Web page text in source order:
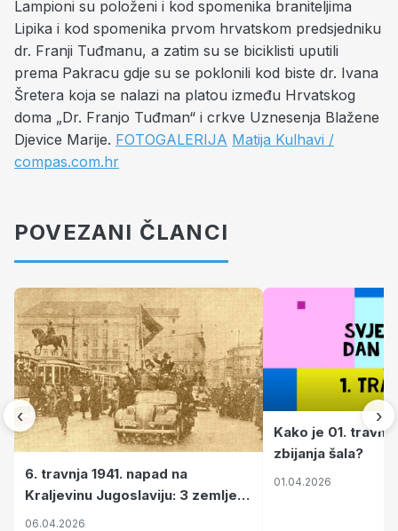
Lampioni su položeni i kod spomenika braniteljima
Lipika i kod spomenika prvom hrvatskom predsjedniku
dr. Franji Tuđmanu, a zatim su se biciklisti uputili
prema Pakracu gdje su se poklonili kod biste dr. Ivana
Šretera koja se nalazi na platou između Hrvatskog
doma „Dr. Franjo Tuđman“ i crkve Uznesenja Blažene
Djevice Marije. FOTOGALERIJA Matija Kulhavi /
compas.com.hr
POVEZANI ČLANCI
‹
6. travnja 1941. napad na
Kraljevinu Jugoslaviju: 3 zemlje
nastale njenim raspadom
06.04.2026
Kako je 01.
zbijanja šala?
01.04.2026
›